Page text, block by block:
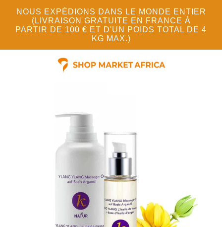
NOUS EXPÉDIONS DANS LE MONDE ENTIER
(LIVRAISON GRATUITE EN FRANCE À
PARTIR DE 100 € ET D'UN POIDS TOTAL DE 4
KG MAX.)